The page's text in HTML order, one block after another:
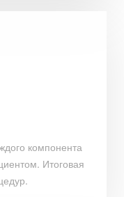
компонента
Итоговая